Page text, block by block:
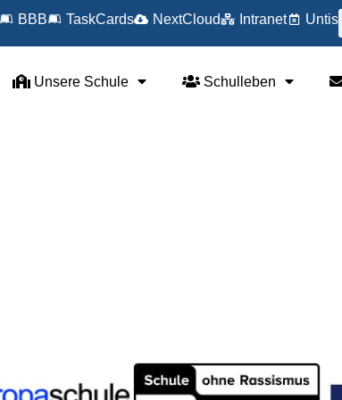
BBB TaskCards NextCloud Intranet Untis
Unsere Schule Schulleben